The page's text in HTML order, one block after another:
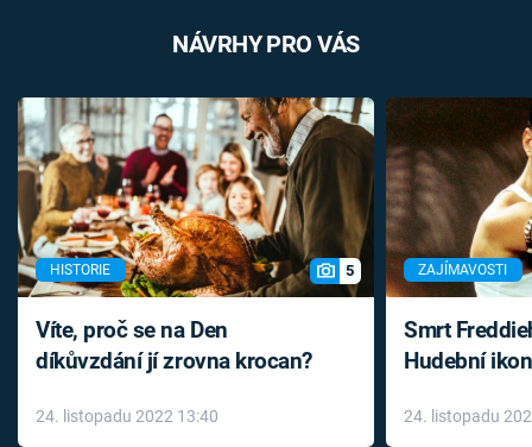
NÁVRHY PRO VÁS
HISTORIE 5
Víte, proč se na Den
díkůvzdání jí zrovna krocan?
24. listopadu 2022 13:40
ZAJÍMAVOSTI
Smrt
Hudební
léky
24. listopadu